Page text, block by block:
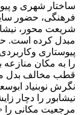
ساختار شهری و
فرهنگی، حضور
شریعت محور،
مبدل کرده است.
پیوستاری
را به مکان منازعه
قطب مخالف بدل
نگرش نوبنیاد
نیشابور را دچار